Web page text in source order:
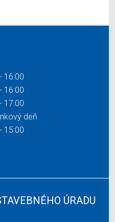
16:00
16:00
17:00
deň
15:00
ÚRADU